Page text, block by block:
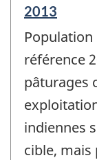
Période
référence
de
-
2013
référence
pâturages
indiennes
cible, mais